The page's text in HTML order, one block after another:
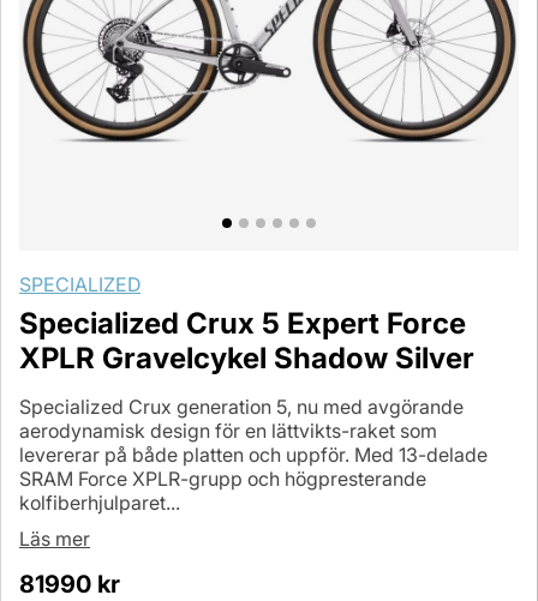
SPECIALIZED
Specialized Crux 5 Expert Force
XPLR Gravelcykel Shadow Silver
Specialized Crux generation 5, nu med avgörande
aerodynamisk design för en lättvikts-raket som
levererar på både platten och uppför. Med 13-delade
SRAM Force XPLR-grupp och högpresterande
kolfiberhjulparet...
Läs mer
81990 kr